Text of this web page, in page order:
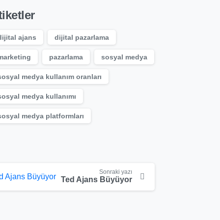
ajans dijital pazarlama
pazarlama sosyal medya
medya kullanım oranları
medya kullanımı
medya platformları
Sonraki yazı
Ted Ajans Büyüyor